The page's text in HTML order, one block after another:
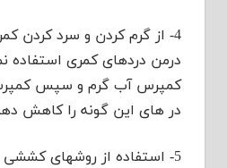
4- از گرم کردن و سرد کردن کمر هم
درمن دردهای کمری استفاده نمود.
کمپرس آب گرم و سپس کمپرس آب
در های این گونه را کاهش دهد.
5- استفاده از روشهای کششی هم در